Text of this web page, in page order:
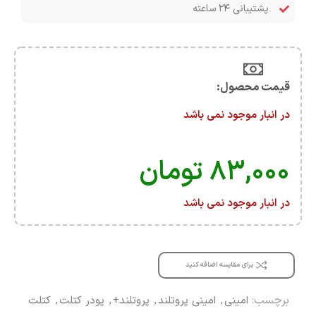
پشتیبانی ۲۴ ساعته
قیمت محصول:​
در انبار موجود نمی باشد
۸۳,۰۰۰تومان
در انبار موجود نمی باشد
برای مقایسه اضافه کنید
برچسب: امینی, امینی پروتلند, پروتلند+, پودر کتلت, کتلت